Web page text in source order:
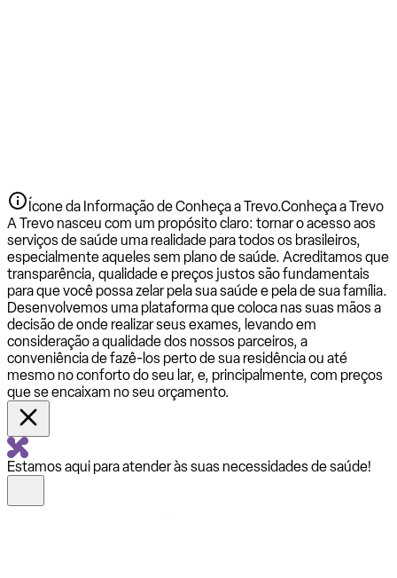
Ícone da Informação de Conheça a Trevo.Conheça a Trevo
A Trevo nasceu com um propósito claro: tornar o acesso aos
serviços de saúde uma realidade para todos os brasileiros,
especialmente aqueles sem plano de saúde. Acreditamos que
transparência, qualidade e preços justos são fundamentais
para que você possa zelar pela sua saúde e pela de sua família.
Desenvolvemos uma plataforma que coloca nas suas mãos a
decisão de onde realizar seus exames, levando em
consideração a qualidade dos nossos parceiros, a
conveniência de fazê-los perto de sua residência ou até
mesmo no conforto do seu lar, e, principalmente, com preços
que se encaixam no seu orçamento.
Estamos aqui para atender às suas necessidades de saúde!